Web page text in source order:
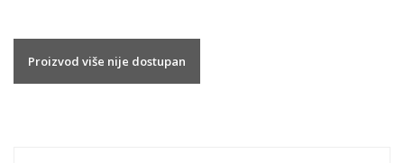
Proizvod više nije dostupan